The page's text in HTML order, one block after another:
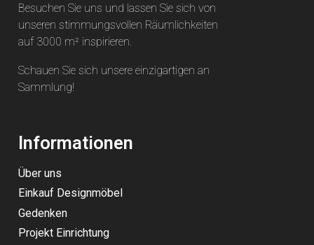
Besuchen Sie uns und lassen Sie sich von
unseren stimmungsvollen Räumlichkeiten
auf 3000 m² inspirieren.
Schauen Sie sich unsere einzigartigen an
Sammlung!
Informationen
Über uns
Einkauf Designmöbel
Gedenken
Projekt Einrichtung